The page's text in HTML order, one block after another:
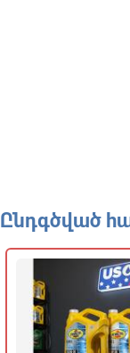
Ընդգծված